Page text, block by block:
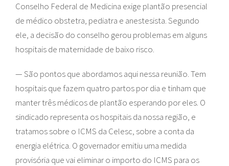
Conselho Federal de Medicina exige plantão presencial
de médico obstetra, pediatra e anestesista. Segundo
ele, a decisão do conselho gerou problemas em alguns
hospitais de maternidade de baixo risco.
— São pontos que abordamos aqui nessa reunião. Tem
hospitais que fazem quatro partos por dia e tinham que
manter três médicos de plantão esperando por eles. O
sindicado representa os hospitais da nossa região, e
tratamos sobre o ICMS da Celesc, sobre a conta da
energia elétrica. O governador emitiu uma medida
provisória que vai eliminar o importo do ICMS para os